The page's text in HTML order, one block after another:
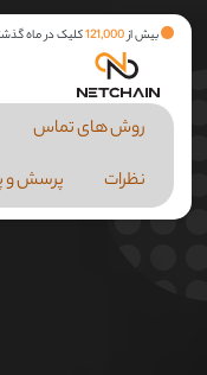
بیش از121,000کلیک در ماه
روش های تماس
نظرات
پرسش و